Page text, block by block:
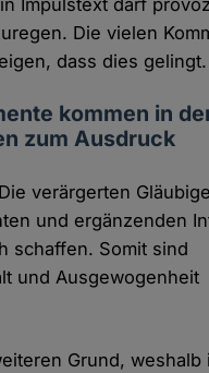
Impulstext darf
Die vielen
dass dies gelingt.
kommen in
zum Ausdruck
verärgerten
und ergänzenden
schaffen. Somit sind
und Ausgewogenheit
Grund, weshalb